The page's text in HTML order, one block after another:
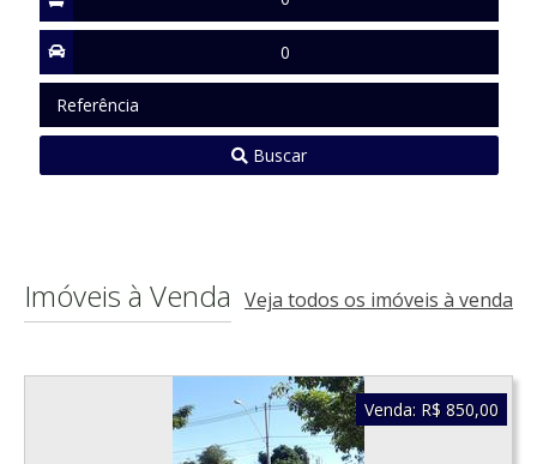
Vagas
Buscar
Imóveis à Venda Veja todos os imóveis à venda
Venda: R$ 850,00